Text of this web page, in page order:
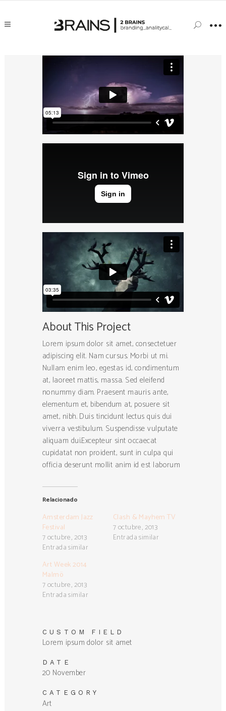
About This Project
Lorem ipsum dolor sit amet, consectetuer
adipiscing elit. Nam cursus. Morbi ut mi.
Nullam enim leo, egestas id, condimentum
at, laoreet mattis, massa. Sed eleifend
nonummy diam. Praesent mauris ante,
elementum et, bibendum at, posuere sit
amet, nibh. Duis tincidunt lectus quis dui
viverra vestibulum. Suspendisse vulputate
aliquam dui.Excepteur sint occaecat
cupidatat non proident, sunt in culpa qui
officia deserunt mollit anim id est laborum
Relacionado
Amsterdam Jazz
Festival
7 octubre, 2013
Entrada similar
Clash & Mayhem TV
7 octubre, 2013
Entrada similar
Art Week 2014
Malmö
7 octubre, 2013
Entrada similar
CUSTOM FIELD
Lorem ipsum dolor sit amet
DATE
20 November
CATEGORY
Art